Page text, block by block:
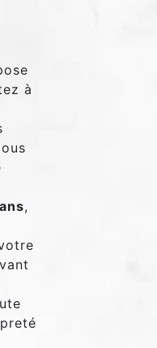
à
,